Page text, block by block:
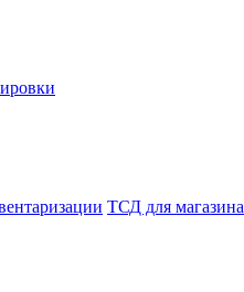
ТСД для магазина